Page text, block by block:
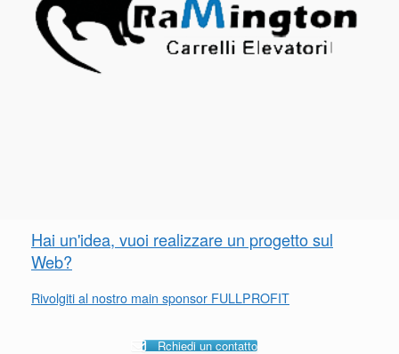
Hai un'idea, vuoi realizzare un progetto sul
Web?
Rivolgiti al nostro main sponsor FULLPROFIT
Rchiedi un contatto